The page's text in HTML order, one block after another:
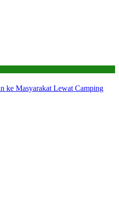
ke Masyarakat Lewat Camping